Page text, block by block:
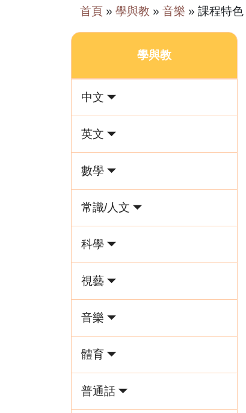
首頁 » 學與教 » 音樂 » 課程特色
學與教
中文
英文
數學
常識/人文
科學
視藝
音樂
體育
普通話